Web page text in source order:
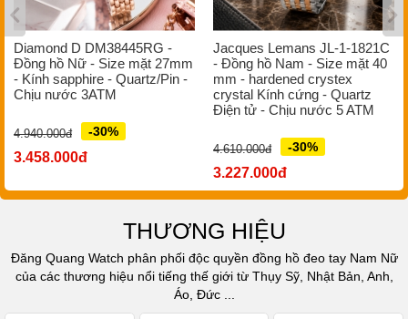
Diamond D DM38445RG -
Đồng hồ Nữ - Size mặt 27mm
- Kính sapphire - Quartz/Pin -
Chịu nước 3ATM
4.940.000đ -30%
3.458.000đ
Jacques Lemans JL-1-1821C
- Đồng hồ Nam - Size mặt 40
mm - hardened crystex
crystal Kính cứng - Quartz
Điện tử - Chịu nước 5 ATM
4.610.000đ -30%
3.227.000đ
THƯƠNG HIỆU
Đăng Quang Watch phân phối độc quyền đồng hồ đeo tay Nam Nữ
của các thương hiệu nổi tiếng thế giới từ Thụy Sỹ, Nhật Bản, Anh,
Áo, Đức ...